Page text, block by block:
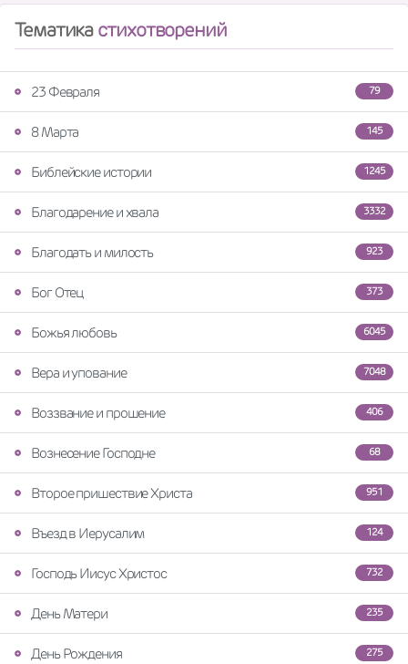
Тематикастихотворений
79
23 Февраля
145
8 Марта
1245
Библейские истории
3332
Благодарение и хвала
923
Благодать и милость
373
Бог Отец
6045
Божья любовь
7048
Вера и упование
406
Воззвание и прошение
68
Вознесение Господне
951
Второе пришествие Христа
124
Въезд в Иерусалим
732
Господь Иисус Христос
235
День Матери
275
День Рождения